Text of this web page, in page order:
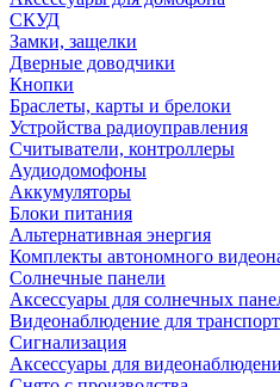
СКУД
Замки, защелки
Дверные доводчики
Кнопки
Браслеты, карты и брелоки
Устройства радиоуправления
Считыватели, контроллеры
Аудиодомофоны
Аккумуляторы
Блоки питания
Альтернативная энергия
Комплекты автономного
Солнечные панели
Аксессуары для солнечных
Видеонаблюдение для
Сигнализация
Аксессуары для